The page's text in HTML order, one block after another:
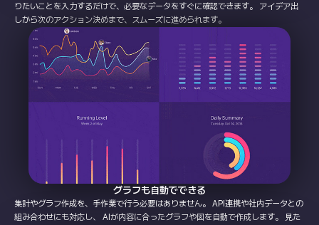
りたいことを入力するだけで、必要なデータをすぐに確認できます。 アイデア出
しから次のアクション決めまで、スムーズに進められます。
グラフも自動でできる
集計やグラフ作成を、手作業で行う必要はありません。
API連携や社内データとの
組み合わせにも対応し、 AIが内容に合ったグラフや図を自動で作成します。 見た